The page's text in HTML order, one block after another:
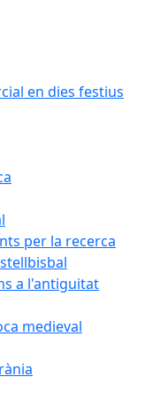
en dies festius
per la recerca
a l'antiguitat
medieval